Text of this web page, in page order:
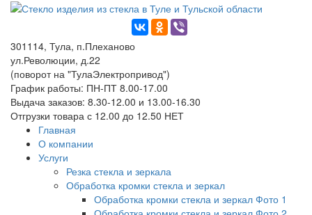
301114, Тула, п.Плеханово
ул.Революции, д.22
(поворот на "ТулаЭлектропривод")
График работы: ПН-ПТ 8.00-17.00
Выдача заказов: 8.30-12.00 и 13.00-16.30
Отгрузки товара с 12.00 до 12.50 НЕТ
Главная
О компании
Услуги
Резка стекла и зеркала
Обработка кромки стекла и зеркал
Обработка кромки стекла и зеркал Фото 1